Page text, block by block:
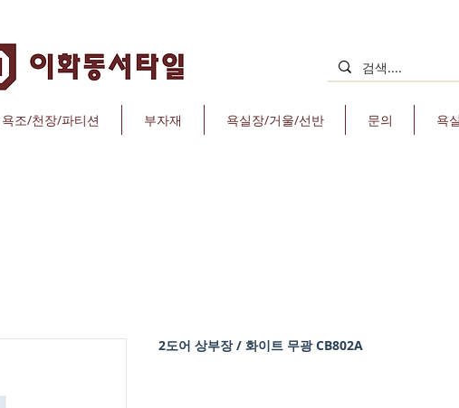
욕조/천장/파티션 부자재 욕실장/거울/선반 문의 욕
2도어 상부장 / 화이트 무광 CB802A